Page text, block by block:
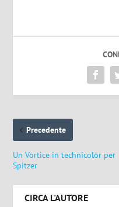
Precedente
Un Vortice in technicolor per
Spitzer
CIRCA L'AUTORE